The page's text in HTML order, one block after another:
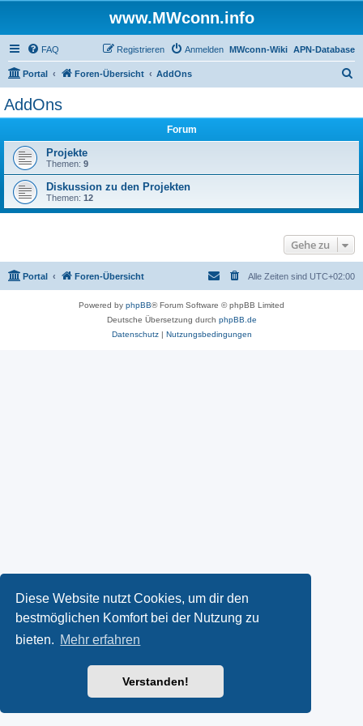
Diese Website nutzt Cookies, um dir den
bestmöglichen Komfort bei der Nutzung zu
bieten. Mehr erfahren
Verstanden!
www.MWconn.info
FAQ APN-Database
MWconn-Wiki
Anmelden
Registrieren
Portal Foren-Übersicht AddOns
AddOns
Forum
Projekte
Themen: 9
Diskussion zu den Projekten
Themen: 12
Gehe zu
Portal Foren-Übersicht Alle Zeiten sind UTC+02:00
Powered by phpBB® Forum Software © phpBB Limited
Deutsche Übersetzung durch phpBB.de
Datenschutz| Nutzungsbedingungen